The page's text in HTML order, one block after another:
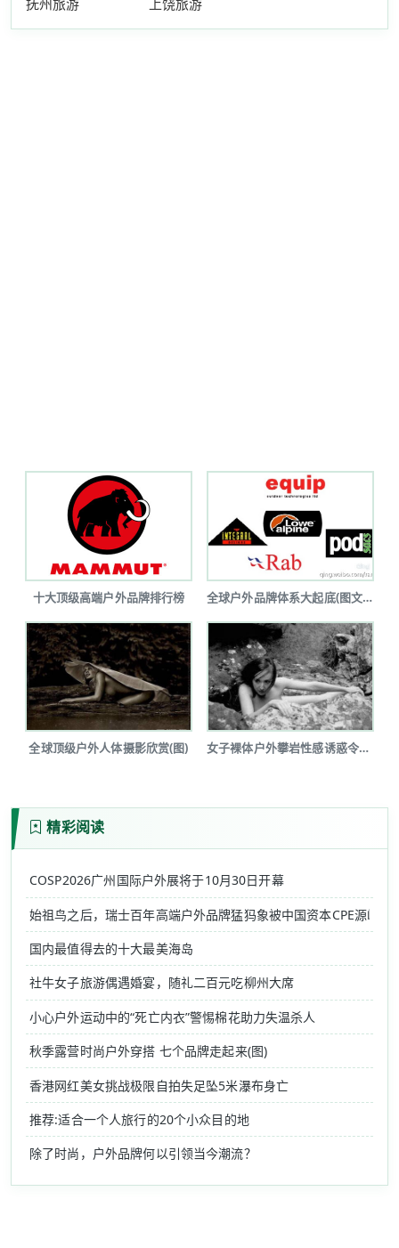
十大顶级高端户外品牌排行榜 全球户外品牌体系大起底(图文详解)
全球顶级户外人体摄影欣赏(图) 女子裸体户外攀岩性感诱惑令人瞠目(图...
精彩阅读
COSP2026广州国际户外展将于10月30日开幕
始祖鸟之后，瑞士百年高端户外品牌猛犸象被中国资本CPE源峰收
国内最值得去的十大最美海岛
社牛女子旅游偶遇婚宴，随礼二百元吃柳州大席
小心户外运动中的“死亡内衣”警惕棉花助力失温杀人
秋季露营时尚户外穿搭 七个品牌走起来(图)
香港网红美女挑战极限自拍失足坠5米瀑布身亡
推荐:适合一个人旅行的20个小众目的地
除了时尚，户外品牌何以引领当今潮流？